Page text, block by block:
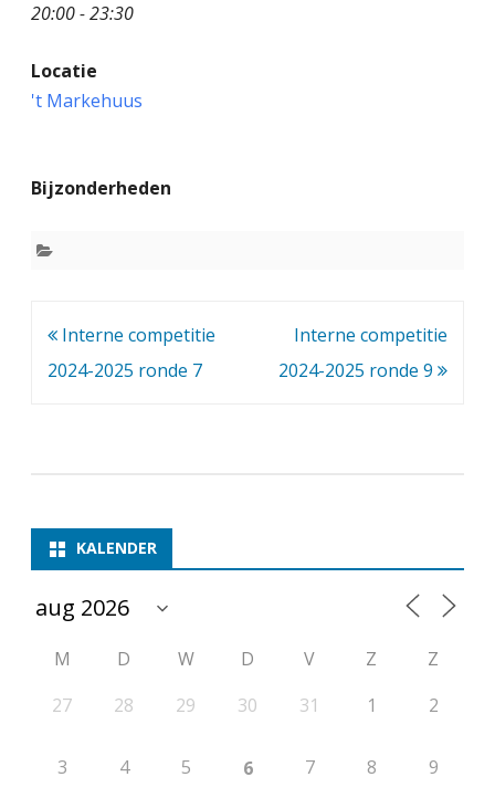
r
o
i
i
e
2
2
20:00 - 23:30
Locatie
't Markehuus
Bijzonderheden
Bericht
navigatie
Interne competitie
2024-2025 ronde 7
Interne competitie
2024-2025 ronde 9
KALENDER
M D W D V Z
Z
27
28 29 30 31 1 2
3 4 5 6 7 8 9